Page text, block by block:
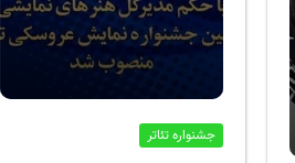
جشنواره تئاتر